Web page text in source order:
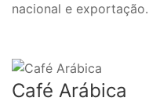
nacional e exportação.
Café Arábica